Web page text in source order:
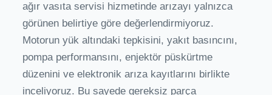
ağır vasıta servisi hizmetinde arızayı yalnızca
görünen belirtiye göre değerlendirmiyoruz.
Motorun yük altındaki tepkisini, yakıt basıncını,
pompa performansını, enjektör püskürtme
düzenini ve elektronik arıza kayıtlarını birlikte
inceliyoruz. Bu sayede gereksiz parça